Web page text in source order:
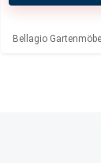
Bellagio Gartenmöbel